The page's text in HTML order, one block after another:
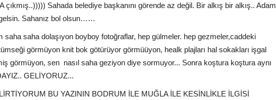
çıkmış..))))) Sahada belediye başkanını görende az değil. Bir alkış bir alkış.. Adam
Sahanız bol olsun……
saha dolaşıyon boyboy fotoğraflar, hep gülmeler. hep gezmeler,caddeki
görmüyon knit bok götürüyor görmüüyon, healk plajları hal sokakları işgal
görmüyon, sen nasıl saha geziyon diye sormuyor... Sonra koştura koştura aynı
GELİYORUZ...
BU YAZININ BODRUM İLE MUĞLA İLE KESİNLİKLE İLGİSİ